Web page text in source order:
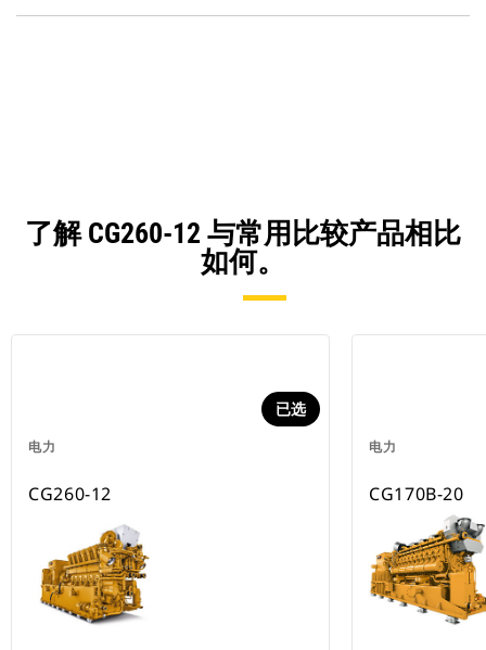
a
了解 CG260-12 与常用比较产品相比
如何。
电力
已选
CG260-12
电力
CG170B-20